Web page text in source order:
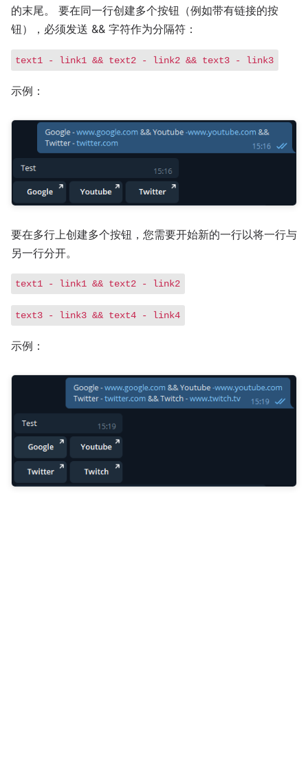
的末尾。 要在同一行创建多个按钮（例如带有链接的按
钮），必须发送 && 字符作为分隔符：
text1 - link1 && text2 - link2 && text3 - link3
示例：
要在多行上创建多个按钮，您需要开始新的一行以将一行与
另一行分开。
text1 - link1 && text2 - link2
text3 - link3 && text4 - link4
示例：